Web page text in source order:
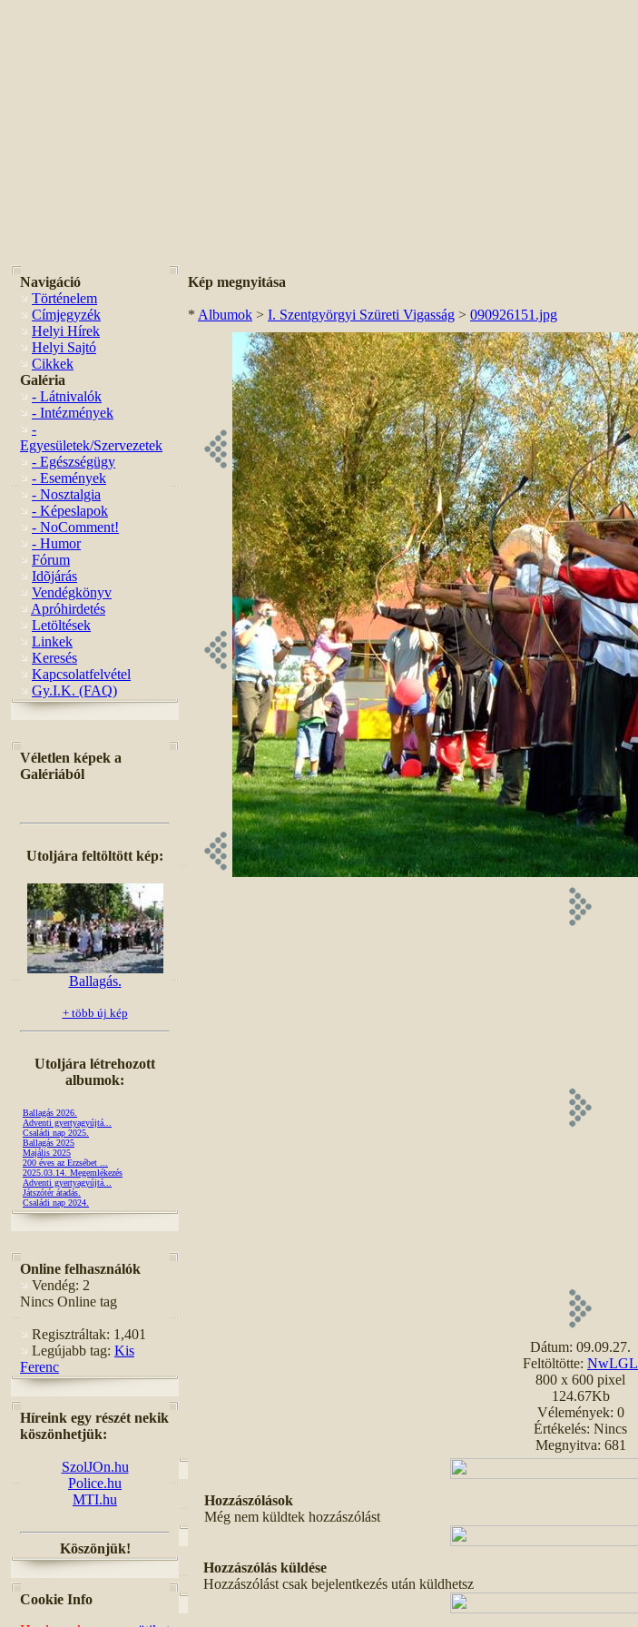
Navigáció
Történelem
Címjegyzék
Helyi Hírek
Helyi Sajtó
Cikkek
Galéria
- Látnivalók
- Intézmények
-
Egyesületek/Szervezetek
- Egészségügy
- Események
- Nosztalgia
- Képeslapok
- NoComment!
- Humor
Fórum
Idõjárás
Vendégkönyv
Apróhirdetés
Letöltések
Linkek
Keresés
Kapcsolatfelvétel
Gy.I.K. (FAQ)
Véletlen képek a
Galériából
Utoljára feltöltött kép:
Ballagás.
+ több új kép
Utoljára létrehozott
albumok:
Ballagás 2026.
Adventi gyertyagyújtá...
Családi nap 2025.
Ballagás 2025
Majális 2025
200 éves az Erzsébet ...
2025.03.14. Megemlékezés
Adventi gyertyagyújtá...
Játszótér átadás.
Családi nap 2024.
Online felhasználók
Vendég: 2
Nincs Online tag
Regisztráltak: 1,401
Legújabb tag: Kis
Ferenc
Híreink egy részét nekik
köszönhetjük:
SzolJOn.hu
Police.hu
MTI.hu
Köszönjük!
Cookie Info
Kép megnyitása
* Albumok > I. Szentgyörgyi Szüreti Vigasság > 090926151.jpg
Dátum: 09.09.27.
Feltöltötte: NwLGL
800 x 600 pixel
124.67Kb
Vélemények: 0
Értékelés: Nincs
Megnyitva: 681
Hozzászólások
Még nem küldtek hozzászólást
Hozzászólás küldése
Hozzászólást csak bejelentkezés után küldhetsz